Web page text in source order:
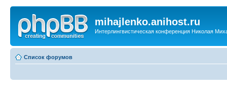
mihajlenko.anihost.ru
Интерлингвистическая конференция Николая
Список форумов